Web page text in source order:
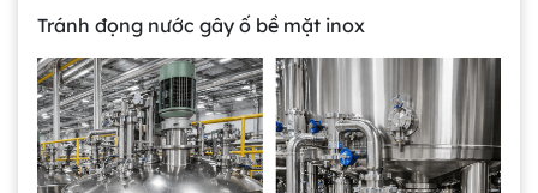
Tránh đọng nước gây ố bề mặt inox